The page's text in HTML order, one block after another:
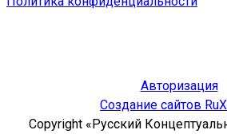
Авторизация
Создание сайтов
Copyright «Русский